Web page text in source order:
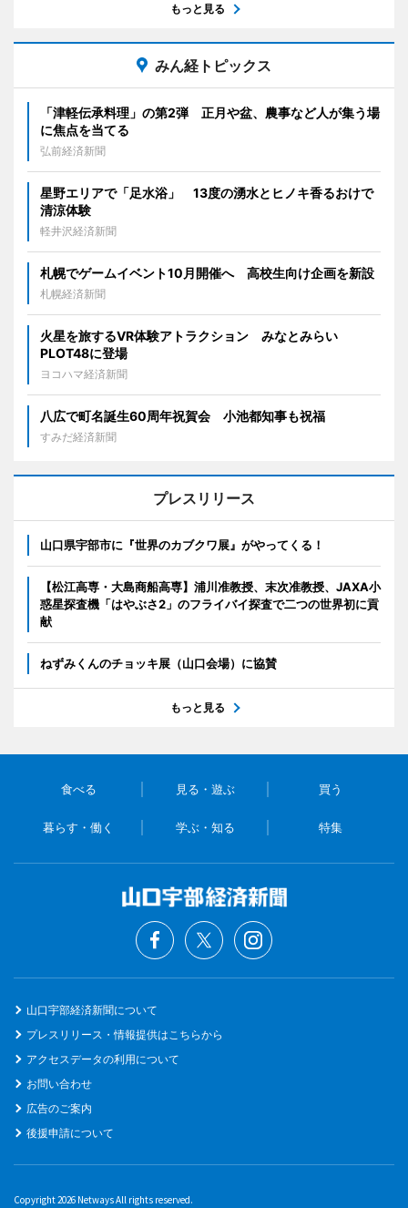
もっと見る
みん経トピックス
「津軽伝承料理」の第2弾 正月や盆、農事など人が集う場
に焦点を当てる
弘前経済新聞
星野エリアで「足水浴」 13度の湧水とヒノキ香るおけで
清涼体験
軽井沢経済新聞
札幌でゲームイベント10月開催へ 高校生向け企画を新設
札幌経済新聞
火星を旅するVR体験アトラクション みなとみらい
PLOT48に登場
ヨコハマ経済新聞
八広で町名誕生60周年祝賀会 小池都知事も祝福
すみだ経済新聞
プレスリリース
山口県宇部市に『世界のカブクワ展』がやってくる！
【松江高専・大島商船高専】浦川准教授、末次准教授、JAXA小
惑星探査機「はやぶさ2」のフライバイ探査で二つの世界初に貢
献
ねずみくんのチョッキ展（山口会場）に協賛
もっと見る
食べる 見る・遊ぶ 買う
暮らす・働く 学ぶ・知る 特集
山口宇部経済新聞について
プレスリリース・情報提供はこちらから
アクセスデータの利用について
お問い合わせ
広告のご案内
後援申請について
Copyright 2026 Netways All rights reserved.